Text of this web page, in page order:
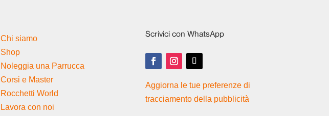
Chi siamo
Shop
Noleggia una Parrucca
Corsi e Master
Rocchetti World
Lavora con noi
Scrivici con WhatsApp
Aggiorna le tue preferenze di
tracciamento della pubblicità